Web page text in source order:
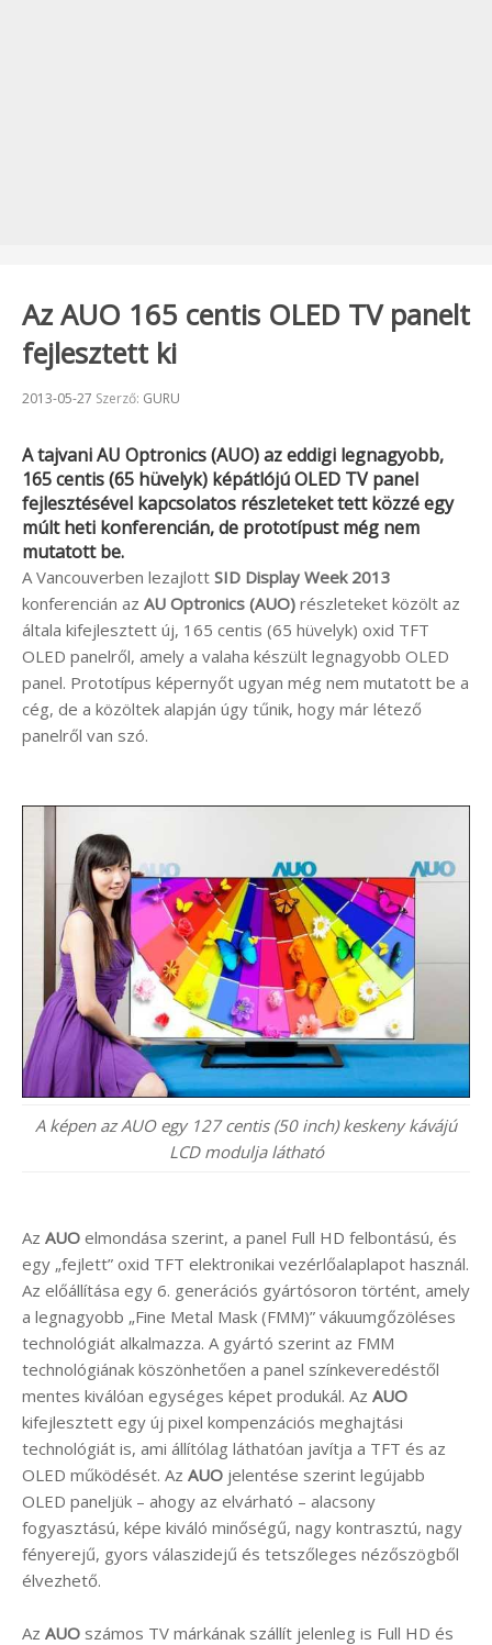
Az AUO 165 centis OLED TV panelt
fejlesztett ki
Beküldve:
2013-05-27 Szerző: GURU
A tajvaniAU Optronics (AUO)az eddigi legnagyobb,
165 centis (65 hüvelyk) képátlójú OLED TV panel
fejlesztésével kapcsolatos részleteket tett közzé egy
múlt heti konferencián, de prototípust még nem
mutatott be.
A Vancouverben lezajlott SID Display Week 2013
konferencián az AU Optronics (AUO) részleteket közölt az
általa kifejlesztett új, 165 centis (65 hüvelyk) oxid TFT
OLED panelről, amely a valaha készült legnagyobb OLED
panel. Prototípus képernyőt ugyan még nem mutatott be a
cég, de a közöltek alapján úgy tűnik, hogy már létező
panelről van szó.
A képen az AUO egy 127 centis (50 inch) keskeny kávájú
LCD modulja látható
Az AUO elmondása szerint, a panel Full HD felbontású, és
egy „fejlett” oxid TFT elektronikai vezérlőalaplapot használ.
Az előállítása egy 6. generációs gyártósoron történt, amely
a legnagyobb „Fine Metal Mask (FMM)” vákuumgőzöléses
technológiát alkalmazza. A gyártó szerint az FMM
technológiának köszönhetően a panel színkeveredéstől
mentes kiválóan egységes képet produkál. Az AUO
kifejlesztett egy új pixel kompenzációs meghajtási
technológiát is, ami állítólag láthatóan javítja a TFT és az
OLED működését. Az AUO jelentése szerint legújabb
OLED paneljük – ahogy az elvárható – alacsony
fogyasztású, képe kiváló minőségű, nagy kontrasztú, nagy
fényerejű, gyors válaszidejű és tetszőleges nézőszögből
élvezhető.
Az AUO számos TV márkának szállít jelenleg is Full HD és